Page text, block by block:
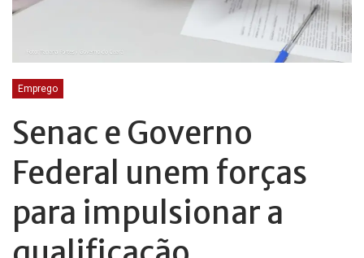
Emprego
Senac e Governo
Federal unem forças
para impulsionar a